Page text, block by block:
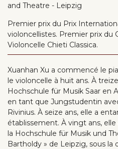
and Theatre - Leipzig
Premier prix du Prix
violoncellistes. Premier prix du
Violoncelle Chieti Classica.
Xuanhan Xu a commencé le
le violoncelle à huit ans. À
Hochschule für Musik Saar en
en tant que Jungstudentin
Rivinius. À seize ans, elle a
établissement. À vingt ans,
la Hochschule für Musik und
Bartholdy » de Leipzig, sous la